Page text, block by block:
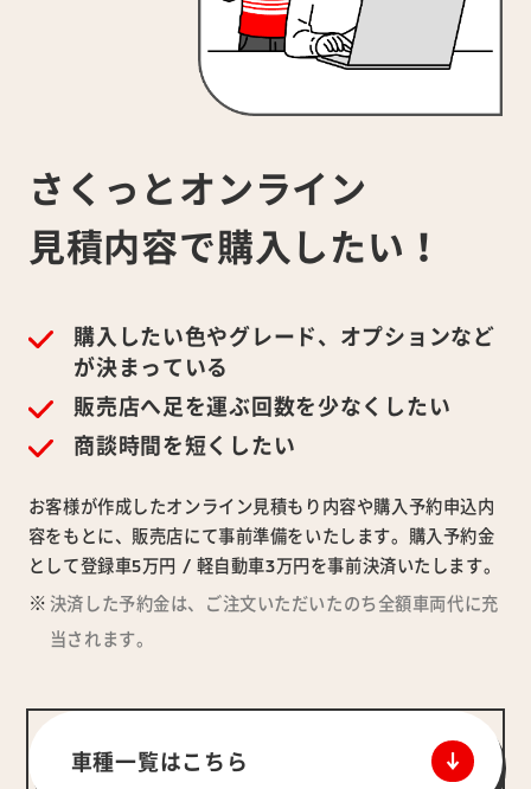
さくっとオンライン
見積内容で購入したい！
購入したい色やグレード、オプションなど
が決まっている
販売店へ足を運ぶ回数を少なくしたい
商談時間を短くしたい
お客様が作成したオンライン見積もり内容や購入予約申込内
容をもとに、販売店にて事前準備をいたします。購入予約金
として登録車5万円 / 軽自動車3万円を事前決済いたします。
決済した予約金は、ご注文いただいたのち全額車両代に充
当されます。
車種一覧はこちら